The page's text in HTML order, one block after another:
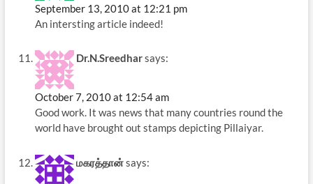
September 13, 2010 at 12:21 pm
An intersting article indeed!
Dr.N.Sreedharsays:
October 7, 2010 at 12:54 am
Good work. It was news that many countries round the
world have brought out stamps depicting Pillaiyar.
மகரத்தான்says: